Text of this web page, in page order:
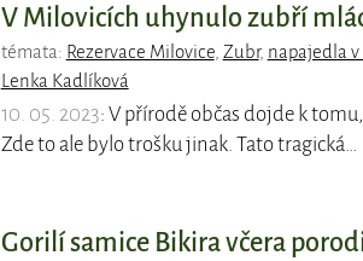
V Milovicích uhynulo zubří
témata: Rezervace Milovice, Zubr, napajedla
Lenka Kadlíková
10. 05. 2023: V přírodě občas dojde k
Zde to ale bylo trošku jinak. Tato tragická…
Gorilí samice Bikira včera